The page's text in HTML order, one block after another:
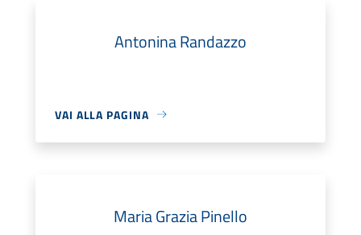
Antonina Randazzo
VAI ALLA PAGINA
Maria Grazia Pinello